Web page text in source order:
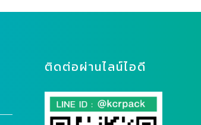
ติดต่อผ่านไลน์ไอดี